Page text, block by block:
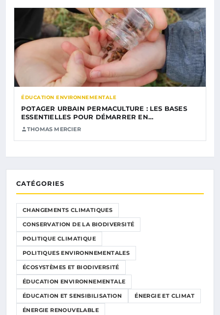
ÉDUCATION ENVIRONNEMENTALE
POTAGER URBAIN PERMACULTURE : LES BASES
ESSENTIELLES POUR DÉMARRER EN…
THOMAS MERCIER
CATÉGORIES
CHANGEMENTS CLIMATIQUES
CONSERVATION DE LA BIODIVERSITÉ
POLITIQUE CLIMATIQUE
POLITIQUES ENVIRONNEMENTALES
ÉCOSYSTÈMES ET BIODIVERSITÉ
ÉDUCATION ENVIRONNEMENTALE
ÉDUCATION ET SENSIBILISATION ÉNERGIE ET CLIMAT
ÉNERGIE RENOUVELABLE